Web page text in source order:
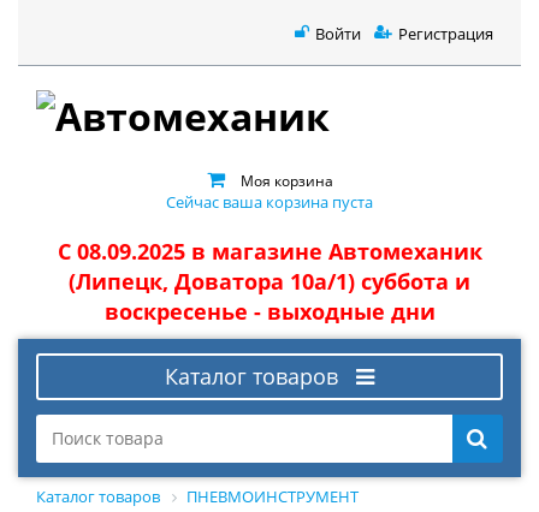
Войти Регистрация
Моя корзина
Сейчас ваша корзина пуста
С 08.09.2025 в магазине Автомеханик
(Липецк, Доватора 10а/1) суббота и
воскресенье - выходные дни
Каталог товаров
Каталог товаров
ПНЕВМОИНСТРУМЕНТ